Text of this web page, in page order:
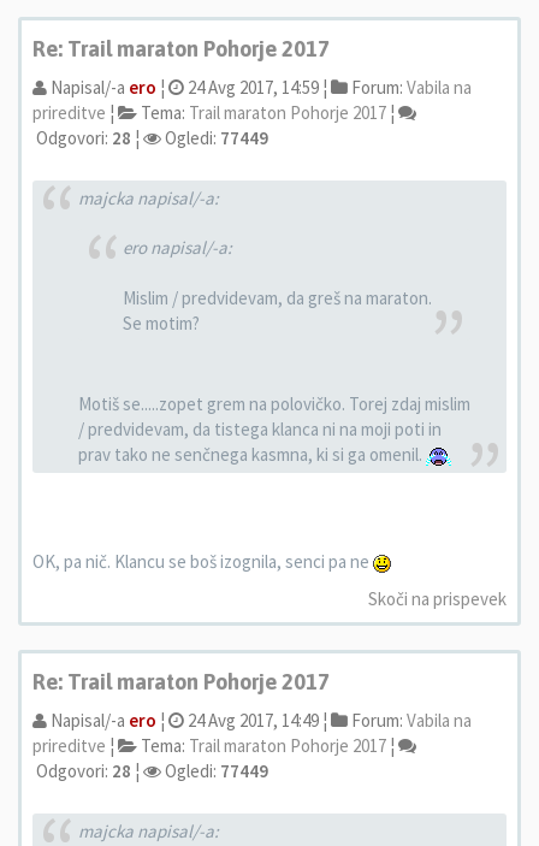
Re: Trail maraton Pohorje 2017
Napisal/-a ero ¦ 24 Avg 2017, 14:59 ¦ Forum: Vabila na
prireditve ¦ Tema: Trail maraton Pohorje 2017 ¦
Odgovori: 28 ¦ Ogledi: 77449
majcka napisal/-a:
ero napisal/-a:
Mislim / predvidevam, da greš na maraton.
Se motim?
Motiš se.....zopet grem na polovičko. Torej zdaj mislim
/ predvidevam, da tistega klanca ni na moji poti in
prav tako ne senčnega kasmna, ki si ga omenil.
OK, pa nič. Klancu se boš izognila, senci pa ne
Skoči na prispevek
Re: Trail maraton Pohorje 2017
Napisal/-a ero ¦ 24 Avg 2017, 14:49 ¦ Forum: Vabila na
prireditve ¦ Tema: Trail maraton Pohorje 2017 ¦
Odgovori: 28 ¦ Ogledi: 77449
majcka napisal/-a: